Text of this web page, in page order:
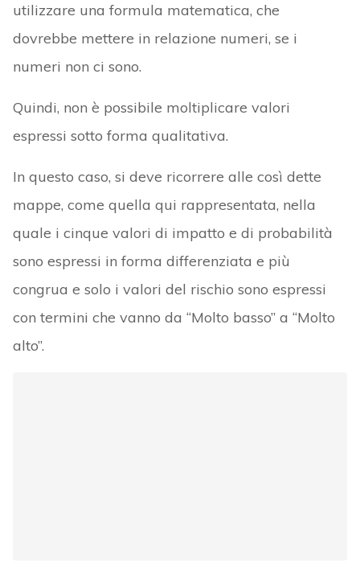
utilizzare una formula matematica, che
dovrebbe mettere in relazione numeri, se i
numeri non ci sono.
Quindi, non è possibile moltiplicare valori
espressi sotto forma qualitativa.
In questo caso, si deve ricorrere alle così dette
mappe, come quella qui rappresentata, nella
quale i cinque valori di impatto e di probabilità
sono espressi in forma differenziata e più
congrua e solo i valori del rischio sono espressi
con termini che vanno da “Molto basso” a “Molto
alto”.